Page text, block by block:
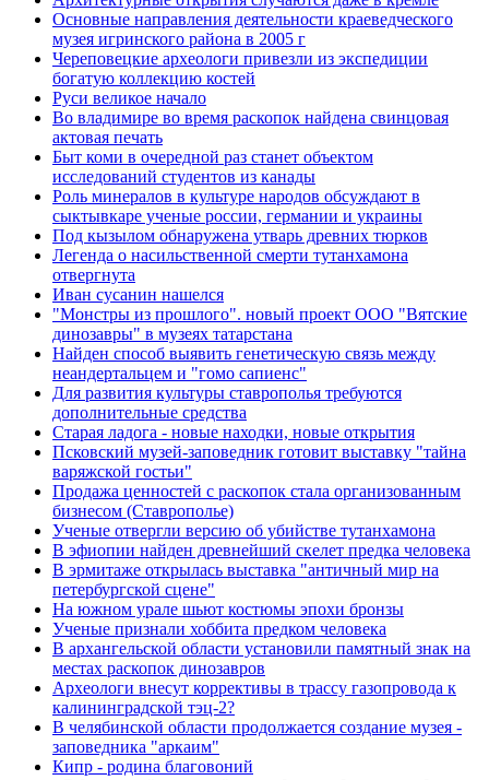
Основные направления деятельности краеведческого
музея игринского района в 2005 г
Череповецкие археологи привезли из экспедиции
богатую коллекцию костей
Руси великое начало
Во владимире во время раскопок найдена свинцовая
актовая печать
Быт коми в очередной раз станет объектом
исследований студентов из канады
Роль минералов в культуре народов обсуждают в
сыктывкаре ученые россии, германии и украины
Под кызылом обнаружена утварь древних тюрков
Легенда о насильственной смерти тутанхамона
отвергнута
Иван сусанин нашелся
"Монстры из прошлого". новый проект ООО "Вятские
динозавры" в музеях татарстана
Найден способ выявить генетическую связь между
неандертальцем и "гомо сапиенс"
Для развития культуры ставрополья требуются
дополнительные средства
Старая ладога - новые находки, новые открытия
Псковский музей-заповедник готовит выставку "тайна
варяжской гостьи"
Продажа ценностей с раскопок стала организованным
бизнесом (Ставрополье)
Ученые отвергли версию об убийстве тутанхамона
В эфиопии найден древнейший скелет предка человека
В эрмитаже открылась выставка "античный мир на
петербургской сцене"
На южном урале шьют костюмы эпохи бронзы
Ученые признали хоббита предком человека
В архангельской области установили памятный знак на
местах раскопок динозавров
Археологи внесут коррективы в трассу газопровода к
калининградской тэц-2?
В челябинской области продолжается создание музея -
заповедника "аркаим"
Кипр - родина благовоний